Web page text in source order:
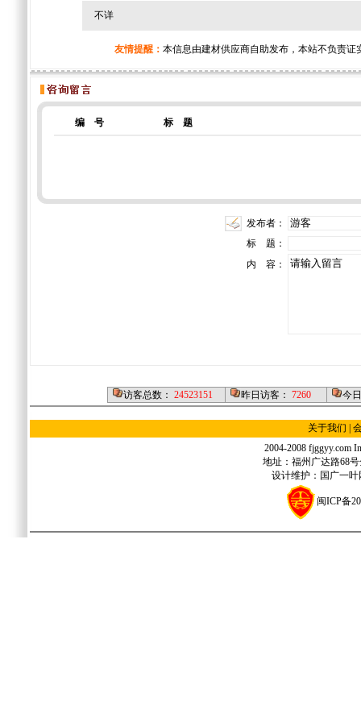
不详
友情提醒： 本信息由建材供应商自助发布，本站不负责
编 号 标 题
发布者：
标 题：
内 容：
访客总数： 24523151 昨日访客： 7260 今
关于我们
2004-2008 fjggyy.com
地址：福州广达路68
设计维护：国广一叶
闽ICP备